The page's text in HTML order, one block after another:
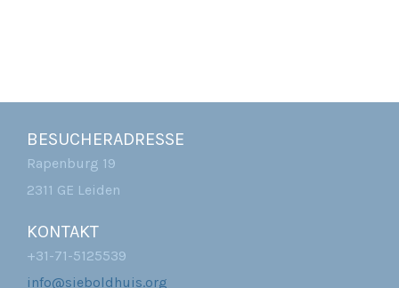
BESUCHERADRESSE
Rapenburg 19
2311 GE Leiden
KONTAKT
+31-71-5125539
info@sieboldhuis.org